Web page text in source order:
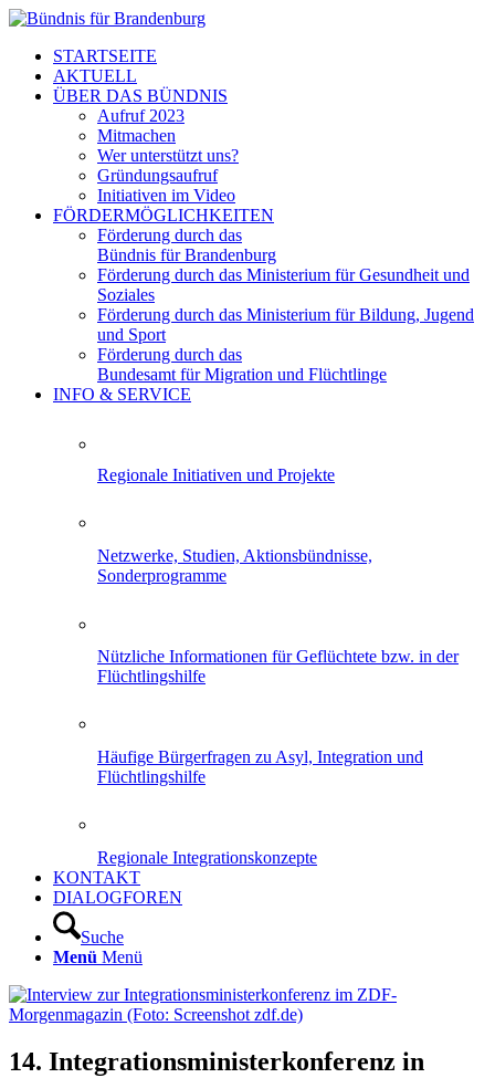
STARTSEITE
AKTUELL
ÜBER DAS BÜNDNIS
Aufruf 2023
Mitmachen
Wer unterstützt uns?
Gründungsaufruf
Initiativen im Video
FÖRDERMÖGLICHKEITEN
Förderung durch das
Bündnis für Brandenburg
Förderung durch das Ministerium für Gesundheit und
Soziales
Förderung durch das Ministerium für Bildung, Jugend
und Sport
Förderung durch das
Bundesamt für Migration und Flüchtlinge
INFO & SERVICE
Regionale Initiativen und Projekte
Netzwerke, Studien, Aktionsbündnisse,
Sonderprogramme
Nützliche Informationen für Geflüchtete bzw. in der
Flüchtlingshilfe
Häufige Bürgerfragen zu Asyl, Integration und
Flüchtlingshilfe
Regionale Integrationskonzepte
KONTAKT
DIALOGFOREN
Suche
Menü Menü
14. Integrationsministerkonferenz in